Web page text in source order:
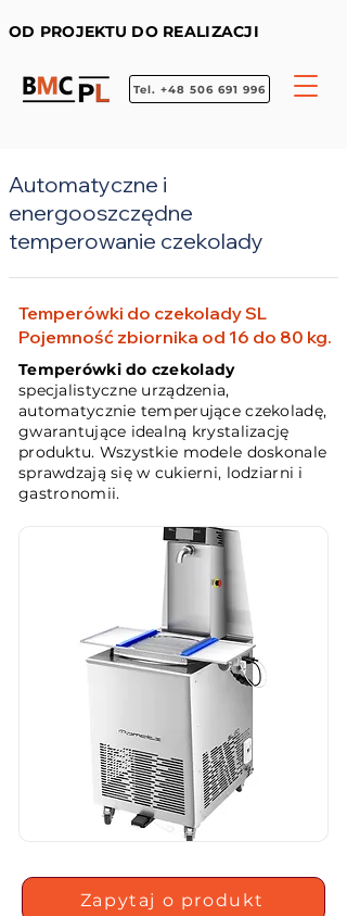
OD PROJEKTU DO REALIZACJI
Tel. +48 506 691 996
Automatyczne i
energooszczędne
temperowanie czekolady
Temperówki do czekolady SL
Pojemność zbiornika od 16 do 80 kg.
Temperówki do czekolady
specjalistyczne urządzenia,
automatycznie temperujące czekoladę,
gwarantujące idealną krystalizację
produktu. Wszystkie modele doskonale
sprawdzają się w cukierni, lodziarni i
gastronomii.
Zapytaj o produkt